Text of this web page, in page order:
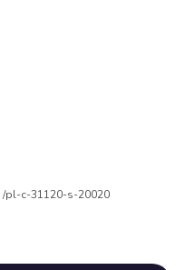
pl-c-31120-s-20020